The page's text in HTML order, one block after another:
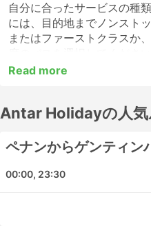
自分に合ったサービスの種
には、目的地までノンスト
またはファーストクラスか
距離の移動には適していま
意しているバスもあるので
約しましょう。他の旅行者
Antar Holidayのバスが走る
Read more
Antar Holidayの人気
ペナンからゲンティン
00:00, 23:30